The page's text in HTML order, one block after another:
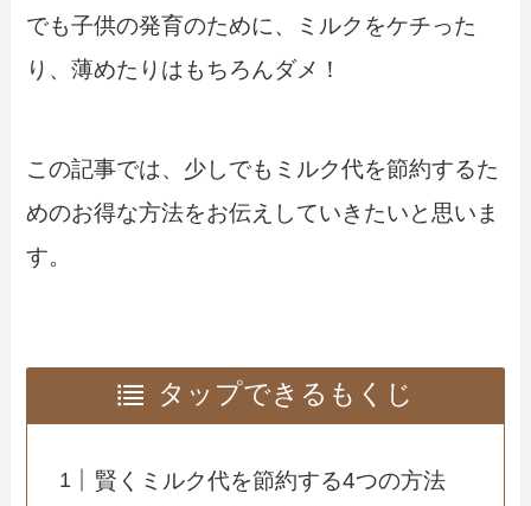
でも子供の発育のために、ミルクをケチった
り、薄めたりはもちろんダメ！
この記事では、少しでもミルク代を節約するた
めのお得な方法をお伝えしていきたいと思いま
す。
タップできるもくじ
賢くミルク代を節約する4つの方法